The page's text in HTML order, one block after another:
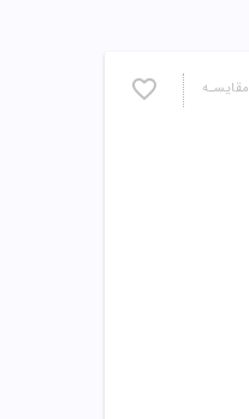
مقایسـه